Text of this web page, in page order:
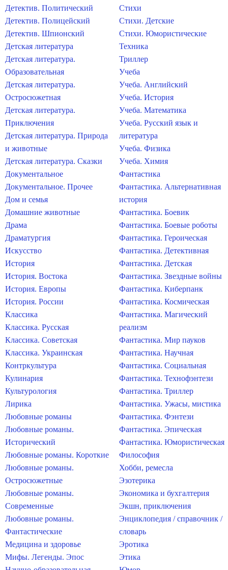
Детектив. Политический
Детектив. Полицейский
Детектив. Шпионский
Детская литература
Детская литература.
Образовательная
Детская литература.
Остросюжетная
Детская литература.
Приключения
Детская литература. Природа
и животные
Детская литература. Сказки
Документальное
Документальное. Прочее
Дом и семья
Домашние животные
Драма
Драматургия
Искусство
История
История. Востока
История. Европы
История. России
Классика
Классика. Русская
Классика. Советская
Классика. Украинская
Контркультура
Кулинария
Культурология
Лирика
Любовные романы
Любовные романы.
Исторический
Любовные романы. Короткие
Любовные романы.
Остросюжетные
Любовные романы.
Современные
Любовные романы.
Фантастические
Медицина и здоровье
Мифы. Легенды. Эпос
Стихи
Стихи. Детские
Стихи. Юмористические
Техника
Триллер
Учеба
Учеба. Английский
Учеба. История
Учеба. Математика
Учеба. Русский язык и
литература
Учеба. Физика
Учеба. Химия
Фантастика
Фантастика. Альтернативная
история
Фантастика. Боевик
Фантастика. Боевые роботы
Фантастика. Героическая
Фантастика. Детективная
Фантастика. Детская
Фантастика. Звездные войны
Фантастика. Киберпанк
Фантастика. Космическая
Фантастика. Магический
реализм
Фантастика. Мир пауков
Фантастика. Научная
Фантастика. Социальная
Фантастика. Технофэнтези
Фантастика. Триллер
Фантастика. Ужасы, мистика
Фантастика. Фэнтези
Фантастика. Эпическая
Фантастика. Юмористическая
Философия
Хобби, ремесла
Эзотерика
Экономика и бухгалтерия
Экшн, приключения
Энциклопедия / справочник /
словарь
Эротика
Этика